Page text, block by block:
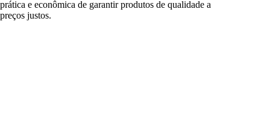
prática e econômica de garantir produtos de qualidade a
preços justos.